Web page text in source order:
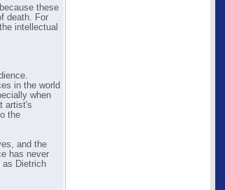
these
death. For
intellectual
in the world
when
artist's
the
and the
has never
as Dietrich